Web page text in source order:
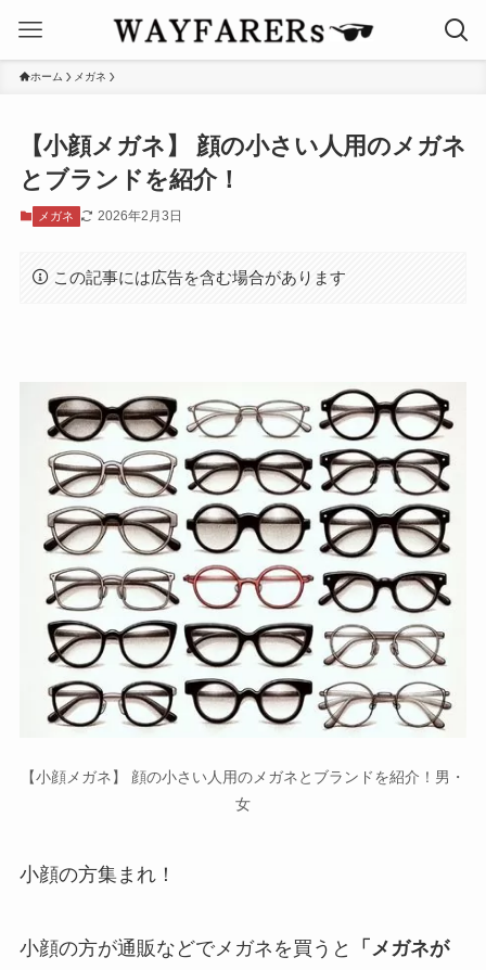
ホーム メガネ
【小顔メガネ】 顔の小さい人用のメガネ
とブランドを紹介！
メガネ 2026年2月3日
この記事には広告を含む場合があります
【小顔メガネ】 顔の小さい人用のメガネとブランドを紹介！男・
女
小顔の方集まれ！
小顔の方が通販などでメガネを買うと
「メガネが